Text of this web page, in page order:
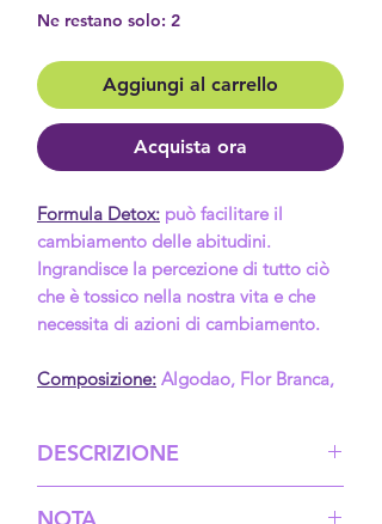
Ne restano solo: 2
Aggiungi al carrello
Acquista ora
Formula Detox: può facilitare il
cambiamento delle abitudini.
Ingrandisce la percezione di tutto ciò
che è tossico nella nostra vita e che
necessita di azioni di cambiamento.
Composizione: Algodao, Flor Branca,
Arnica Silvestre, Erianthum,
Alcachofra.
DESCRIZIONE